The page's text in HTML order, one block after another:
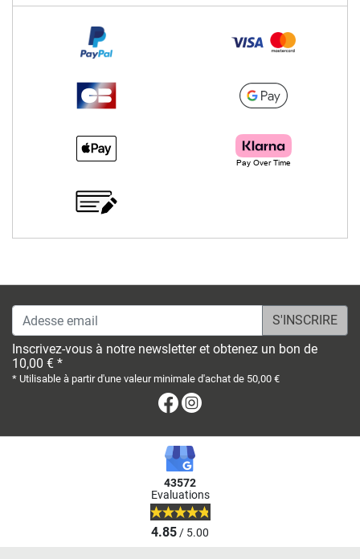
Adesse email
Inscrivez-vous à notre newsletter et obtenez un bon de
10,00 € *
* Utilisable à partir d'une valeur minimale d'achat de 50,00 €
Facebook
43572
Evaluations
4.85/ 5.00